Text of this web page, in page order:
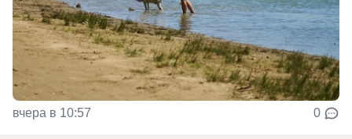
вчера в 10:57 0